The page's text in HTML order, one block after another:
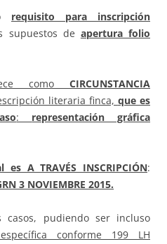
requisito para inscripción
supuestos de apertura folio
como CIRCUNSTANCIA
literaria finca, que es
: representación gráfica
A TRAVÉS INSCRIPCIÓN:
3 NOVIEMBRE 2015.
casos, pudiendo ser incluso
conforme 199 LH